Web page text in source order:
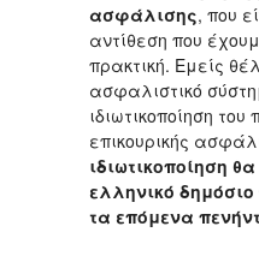
ασφάλισης, που
αντίθεση που
πρακτική. Εμείς
ασφαλιστικό
ιδιωτικοποίηση
επικουρικής
ιδιωτικοποίηση
ελληνικό
τα επόμενα